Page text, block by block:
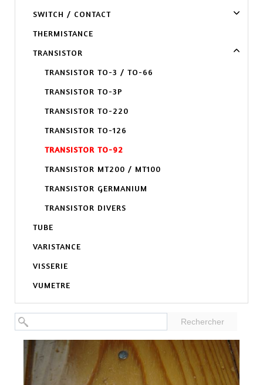
SWITCH / CONTACT
THERMISTANCE
TRANSISTOR
TRANSISTOR TO-3 / TO-66
TRANSISTOR TO-3P
TRANSISTOR TO-220
TRANSISTOR TO-126
TRANSISTOR TO-92
TRANSISTOR MT200 / MT100
TRANSISTOR GERMANIUM
TRANSISTOR DIVERS
TUBE
VARISTANCE
VISSERIE
VUMETRE
Rechercher